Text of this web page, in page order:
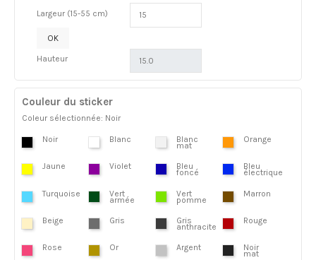
Largeur (15-55 cm)
OK
Hauteur
Couleur du sticker
Coleur sélectionnée: Noir
Noir Blanc Blanc
mat
Orange
Jaune Violet Bleu
foncé
Bleu
électrique
Turquoise Vert
armée
Vert
pomme
Marron
Beige Gris Gris
anthracite
Rouge
Rose Or Argent Noir
mat